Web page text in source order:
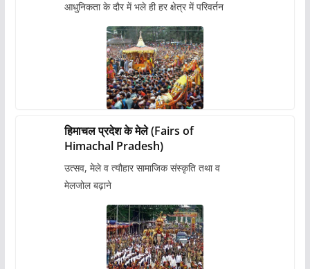
आधुनिकता के दौर में भले ही हर क्षेत्र में परिवर्तन
हिमाचल प्रदेश के मेले (Fairs of
Himachal Pradesh)
उत्सव, मेले व त्यौहार सामाजिक संस्कृति तथा व
मेलजोल बढ़ाने